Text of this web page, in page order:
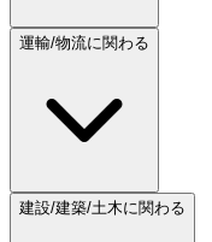
運輸/物流に関わる
建設/建築/土木に関わる